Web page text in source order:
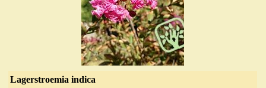
Lagerstroemia indica